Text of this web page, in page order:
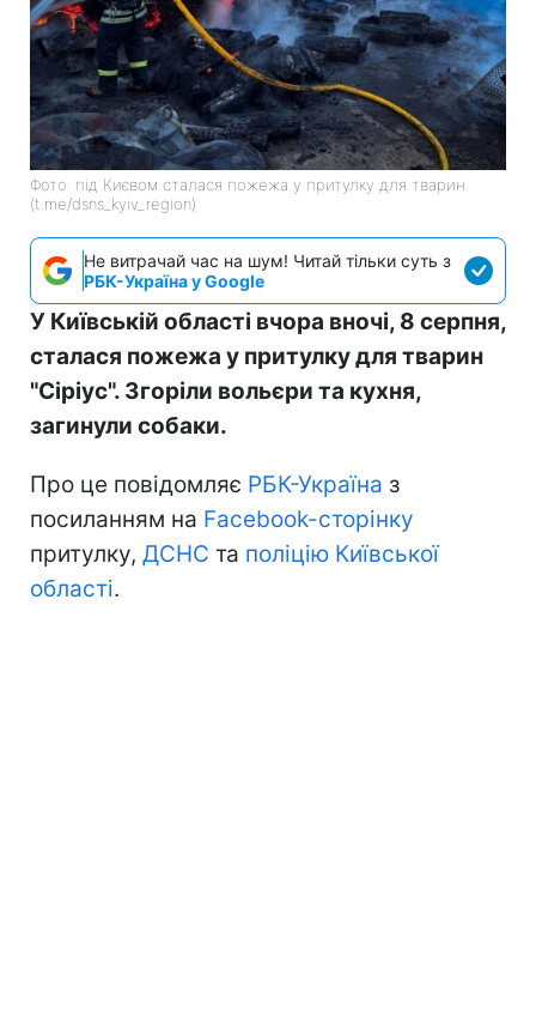
Фото: під Києвом сталася пожежа у притулку для тварин
(t.me/dsns_kyiv_region)
Не витрачай час на шум! Читай тільки суть з
РБК-Україна у Google
У Київській області вчора вночі, 8 серпня,
сталася пожежа у притулку для тварин
"Сіріус". Згоріли вольєри та кухня,
загинули собаки.
Про це повідомляє РБК-Україна з
посиланням на Facebook-сторінку
притулку, ДСНС та поліцію Київської
області.